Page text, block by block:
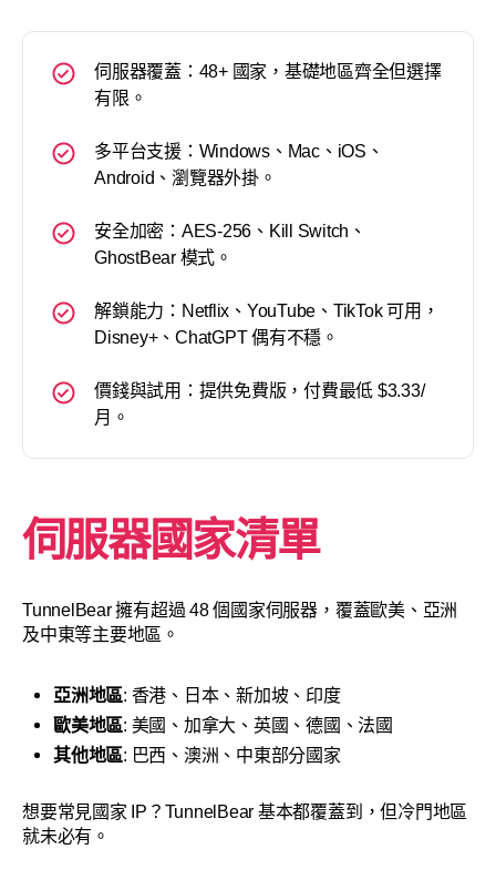
伺服器覆蓋：48+ 國家，基礎地區齊全但選擇
有限。
多平台支援：Windows、Mac、iOS、
Android、瀏覽器外掛。
安全加密：AES-256、Kill Switch、
GhostBear 模式。
解鎖能力：Netflix、YouTube、TikTok 可用，
Disney+、ChatGPT 偶有不穩。
價錢與試用：提供免費版，付費最低 $3.33/
月。
伺服器國家清單
TunnelBear 擁有超過 48 個國家伺服器，覆蓋歐美、亞洲
及中東等主要地區。
亞洲地區: 香港、日本、新加坡、印度
歐美地區: 美國、加拿大、英國、德國、法國
其他地區: 巴西、澳洲、中東部分國家
想要常見國家 IP？TunnelBear 基本都覆蓋到，但冷門地區
就未必有。